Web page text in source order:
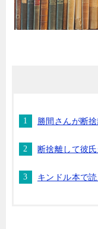
勝間さんが断捨
断捨離して彼氏
キンドル本で